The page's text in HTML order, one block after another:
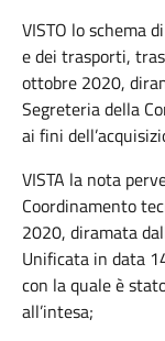
VISTO lo schema
e dei trasporti,
ottobre 2020,
Segreteria della
ai fini
VISTA la nota
Coordinamento
2020, diramata
Unificata in data
con la quale è
all’intesa;